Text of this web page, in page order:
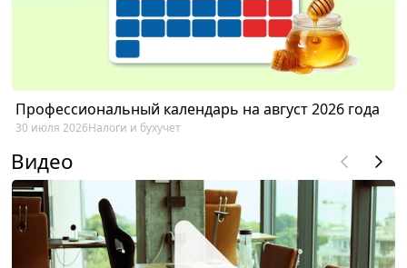
Профессиональный календарь на август 2026 года
30 июля 2026Налоги и бухучет
Видео